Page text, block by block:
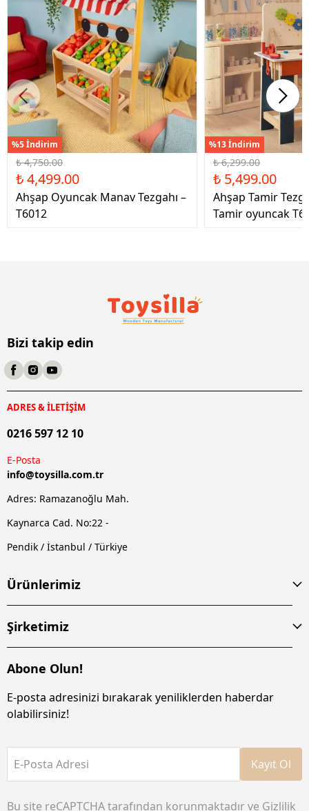
%5 İndirim
₺ 4,750.00
₺ 4,499.00
Ahşap Oyuncak Manav Tezgahı –
T6012
%13 İndirim
₺ 6,299.00
₺ 5,499.00
Ahşap Tamir
Tamir oyuncak
Bizi takip edin
ADRES & İLETİŞİM
0216 597 12 10
E-Posta
info@toysilla.com.tr
Adres: Ramazanoğlu Mah.
Kaynarca Cad. No:22 -
Pendik / İstanbul / Türkiye
Ürünlerimiz
Şirketimiz
Abone Olun!
E-posta adresinizi bırakarak yeniliklerden haberdar
olabilirsiniz!
E-Posta Adresi Kayıt Ol
Bu site reCAPTCHA tarafından korunmaktadır ve Gizlilik